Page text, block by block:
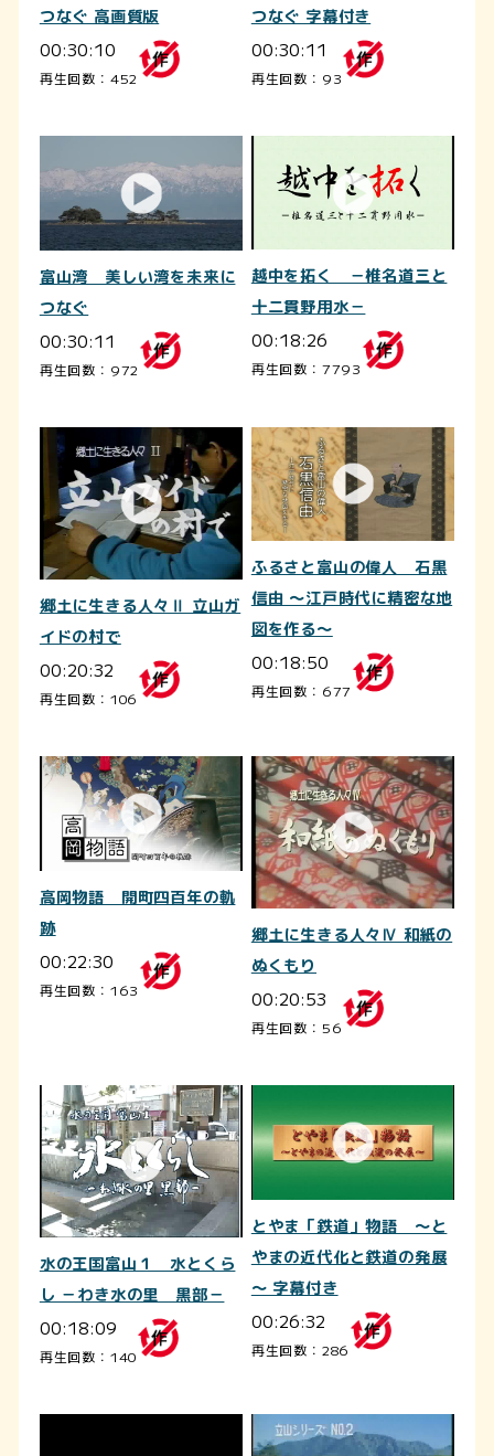
つなぐ 高画質版
00:30:10
再生回数：452
つなぐ 字幕付き
00:30:11
再生回数：93
富山湾 美しい湾を未来に
つなぐ
00:30:11
再生回数：972
越中を拓く －椎名道三と
十二貫野用水－
00:18:26
再生回数：7793
郷土に生きる人々Ⅱ 立山ガ
イドの村で
00:20:32
再生回数：106
ふるさと富山の偉人 石黒
信由 ～江戸時代に精密な地
図を作る～
00:18:50
再生回数：677
高岡物語 開町四百年の軌
跡
00:22:30
再生回数：163
郷土に生きる人々Ⅳ 和紙の
ぬくもり
00:20:53
再生回数：56
水の王国富山１ 水とくら
し －わき水の里 黒部－
00:18:09
再生回数：140
とやま「鉄道」物語 ～と
やまの近代化と鉄道の発展
～ 字幕付き
00:26:32
再生回数：286